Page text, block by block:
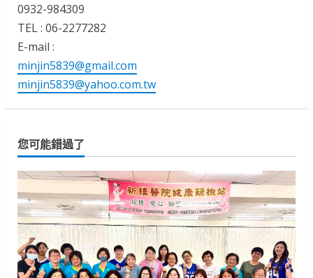
0932-984309
TEL : 06-2277282
E-mail :
minjin5839@gmail.com
minjin5839@yahoo.com.tw
您可能錯過了